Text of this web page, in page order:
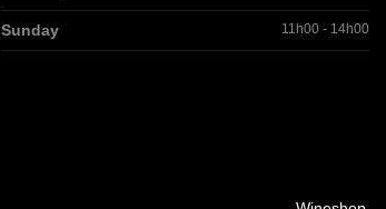
Sunday 11h00 - 14h00